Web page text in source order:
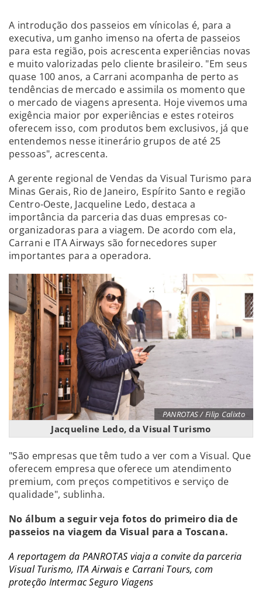
A introdução dos passeios em vínicolas é, para a
executiva, um ganho imenso na oferta de passeios
para esta região, pois acrescenta experiências novas
e muito valorizadas pelo cliente brasileiro. "Em seus
quase 100 anos, a Carrani acompanha de perto as
tendências de mercado e assimila os momento que
o mercado de viagens apresenta. Hoje vivemos uma
exigência maior por experiências e estes roteiros
oferecem isso, com produtos bem exclusivos, já que
entendemos nesse itinerário grupos de até 25
pessoas", acrescenta.
A gerente regional de Vendas da Visual Turismo para
Minas Gerais, Rio de Janeiro, Espírito Santo e região
Centro-Oeste, Jacqueline Ledo, destaca a
importância da parceria das duas empresas co-
organizadoras para a viagem. De acordo com ela,
Carrani e ITA Airways são fornecedores super
importantes para a operadora.
PANROTAS / Filip Calixto
Jacqueline Ledo, da Visual Turismo
"São empresas que têm tudo a ver com a Visual. Que
oferecem empresa que oferece um atendimento
premium, com preços competitivos e serviço de
qualidade", sublinha.
No álbum a seguir veja fotos do primeiro dia de
passeios na viagem da Visual para a Toscana.
A reportagem da PANROTAS viaja a convite da parceria
Visual Turismo, ITA Airwais e Carrani Tours, com
proteção Intermac Seguro Viagens